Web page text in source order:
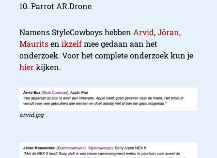
10. Parrot AR.Drone
Namens StyleCowboys hebben Arvid,Jöran,
Mauritsen ikzelfmee gedaan aan het
onderzoek. Voor het complete onderzoek kun je
hierkijken.
arvid.jpg